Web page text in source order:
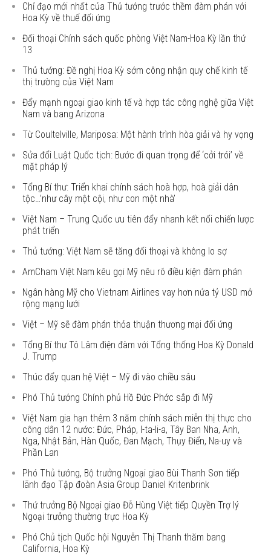
Chỉ đạo mới nhất của Thủ tướng trước thềm đàm phán với
Hoa Kỳ về thuế đối ứng
Đối thoại Chính sách quốc phòng Việt Nam-Hoa Kỳ lần thứ
13
Thủ tướng: Đề nghị Hoa Kỳ sớm công nhận quy chế kinh tế
thị trường của Việt Nam
Đẩy mạnh ngoại giao kinh tế và hợp tác công nghệ giữa Việt
Nam và bang Arizona
Từ Coultelville, Mariposa: Một hành trình hòa giải và hy vọng
Sửa đổi Luật Quốc tịch: Bước đi quan trọng để ‘cởi trói’ về
mặt pháp lý
Tổng Bí thư: Triển khai chính sách hoà hợp, hoà giải dân
tộc…’như cây một cội, như con một nhà’
Việt Nam – Trung Quốc ưu tiên đẩy nhanh kết nối chiến lược
phát triển
Thủ tướng: Việt Nam sẽ tăng đối thoại và không lo sợ
AmCham Việt Nam kêu gọi Mỹ nêu rõ điều kiện đàm phán
Ngân hàng Mỹ cho Vietnam Airlines vay hơn nửa tỷ USD mở
rộng mạng lưới
Việt – Mỹ sẽ đàm phán thỏa thuận thương mại đối ứng
Tổng Bí thư Tô Lâm điện đàm với Tổng thống Hoa Kỳ Donald
J. Trump
Thúc đẩy quan hệ Việt – Mỹ đi vào chiều sâu
Phó Thủ tướng Chính phủ Hồ Đức Phớc sắp đi Mỹ
Việt Nam gia hạn thêm 3 năm chính sách miễn thị thực cho
công dân 12 nước: Đức, Pháp, I-ta-li-a, Tây Ban Nha, Anh,
Nga, Nhật Bản, Hàn Quốc, Đan Mạch, Thụy Điển, Na-uy và
Phần Lan
Phó Thủ tướng, Bộ trưởng Ngoại giao Bùi Thanh Sơn tiếp
lãnh đạo Tập đoàn Asia Group Daniel Kritenbrink
Thứ trưởng Bộ Ngoại giao Đỗ Hùng Việt tiếp Quyền Trợ lý
Ngoại trưởng thường trực Hoa Kỳ
Phó Chủ tịch Quốc hội Nguyễn Thị Thanh thăm bang
California, Hoa Kỳ